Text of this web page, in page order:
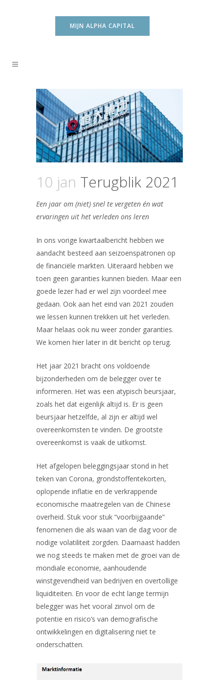
MIJN ALPHA CAPITAL
10 jan Terugblik 2021
Een jaar om (niet) snel te vergeten én wat
ervaringen uit het verleden ons leren
In ons vorige kwartaalbericht hebben we
aandacht besteed aan seizoenspatronen op
de financiële markten. Uiteraard hebben we
toen geen garanties kunnen bieden. Maar een
goede lezer had er wel zijn voordeel mee
gedaan. Ook aan het eind van 2021 zouden
we lessen kunnen trekken uit het verleden.
Maar helaas ook nu weer zonder garanties.
We komen hier later in dit bericht op terug.
Het jaar 2021 bracht ons voldoende
bijzonderheden om de belegger over te
informeren. Het was een atypisch beursjaar,
zoals het dat eigenlijk altijd is. Er is geen
beursjaar hetzelfde, al zijn er altijd wel
overeenkomsten te vinden. De grootste
overeenkomst is vaak de uitkomst.
Het afgelopen beleggingsjaar stond in het
teken van Corona, grondstoffentekorten,
oplopende inflatie en de verkrappende
economische maatregelen van de Chinese
overheid. Stuk voor stuk “voorbijgaande”
fenomenen die als waan van de dag voor de
nodige volatiliteit zorgden. Daarnaast hadden
we nog steeds te maken met de groei van de
mondiale economie, aanhoudende
winstgevendheid van bedrijven en overtollige
liquiditeiten. En voor de echt lange termijn
belegger was het vooral zinvol om de
potentie en risico’s van demografische
ontwikkelingen en digitalisering niet te
onderschatten.